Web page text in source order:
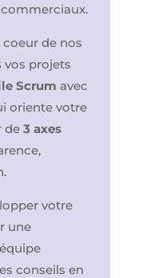
de nos
vos projets
Scrum avec
oriente votre
de 3 axes
votre
une
conseils en